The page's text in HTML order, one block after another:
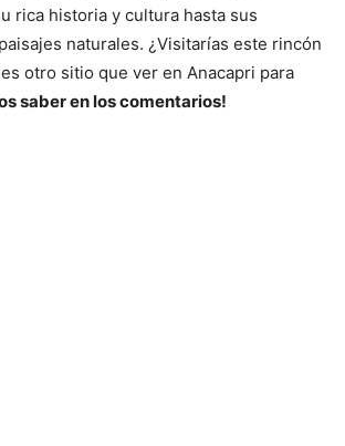
rica historia y cultura hasta sus
naturales. ¿Visitarías este rincón
otro sitio que ver en Anacapri para
saber en los comentarios!